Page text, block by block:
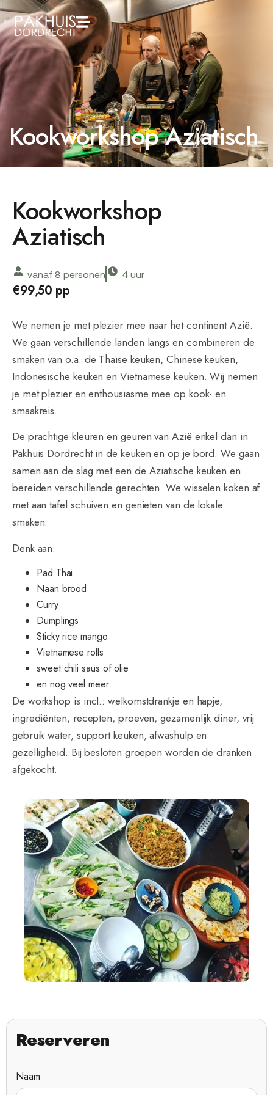
Kookworkshop Aziatisch
Kookworkshop
Aziatisch
vanaf 8 personen 4 uur
€99,50 pp
We nemen je met plezier mee naar het continent Azië.
We gaan verschillende landen langs en combineren de
smaken van o.a. de Thaise keuken, Chinese keuken,
Indonesische keuken en Vietnamese keuken. Wij nemen
je met plezier en enthousiasme mee op kook- en
smaakreis.
De prachtige kleuren en geuren van Azië enkel dan in
Pakhuis Dordrecht in de keuken en op je bord. We gaan
samen aan de slag met een de Aziatische keuken en
bereiden verschillende gerechten. We wisselen koken af
met aan tafel schuiven en genieten van de lokale
smaken.
Denk aan:
Pad Thai
Naan brood
Curry
Dumplings
Sticky rice mango
Vietnamese rolls
sweet chili saus of olie
en nog veel meer
De workshop is incl.: welkomstdrankje en hapje,
ingrediënten, recepten, proeven, gezamenlijk diner, vrij
gebruik water, support keuken, afwashulp en
gezelligheid. Bij besloten groepen worden de dranken
afgekocht.
Reserveren
Naam